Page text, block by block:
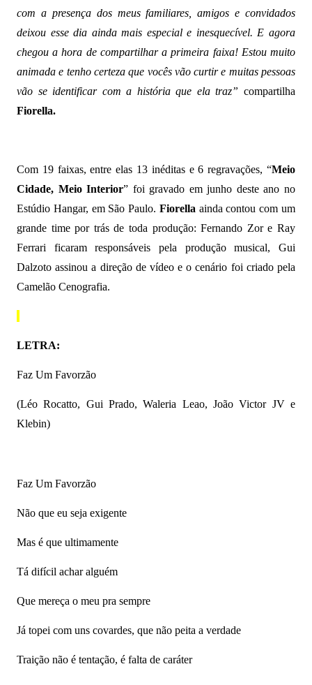
com a presença dos meus familiares, amigos e convidados
deixou esse dia ainda mais especial e inesquecível. E agora
chegou a hora de compartilhar a primeira faixa! Estou muito
animada e tenho certeza que vocês vão curtir e muitas pessoas
vão se identificar com a história que ela traz” compartilha
Fiorella.
Com 19 faixas, entre elas 13 inéditas e 6 regravações, “Meio
Cidade, Meio Interior” foi gravado em junho deste ano no
Estúdio Hangar, em São Paulo. Fiorella ainda contou com um
grande time por trás de toda produção: Fernando Zor e Ray
Ferrari ficaram responsáveis pela produção musical, Gui
Dalzoto assinou a direção de vídeo e o cenário foi criado pela
Camelão Cenografia.
LETRA:
Faz Um Favorzão
(Léo Rocatto, Gui Prado, Waleria Leao, João Victor JV e
Klebin)
Faz Um Favorzão
Não que eu seja exigente
Mas é que ultimamente
Tá difícil achar alguém
Que mereça o meu pra sempre
Já topei com uns covardes, que não peita a verdade
Traição não é tentação, é falta de caráter